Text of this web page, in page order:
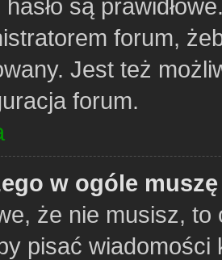
hasło są
forum,
Jest też
forum.
w ogóle
że nie musisz,
pisać wiadomości